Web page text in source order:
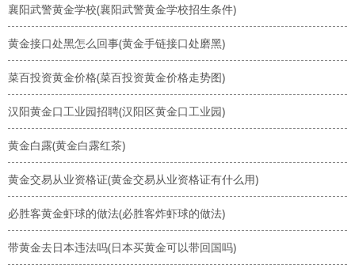
襄阳武警黄金学校(襄阳武警黄金学校招生条件)
黄金接口处黑怎么回事(黄金手链接口处磨黑)
菜百投资黄金价格(菜百投资黄金价格走势图)
汉阳黄金口工业园招聘(汉阳区黄金口工业园)
黄金白露(黄金白露红茶)
黄金交易从业资格证(黄金交易从业资格证有什么用)
必胜客黄金虾球的做法(必胜客炸虾球的做法)
带黄金去日本违法吗(日本买黄金可以带回国吗)